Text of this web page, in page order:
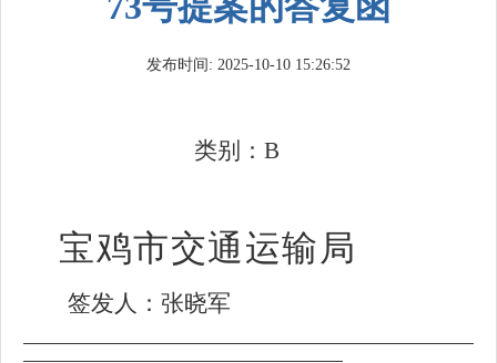
发布时间: 2025-10-10 15:26:52
类别：B
宝鸡市交通运输局
签发人：张晓军